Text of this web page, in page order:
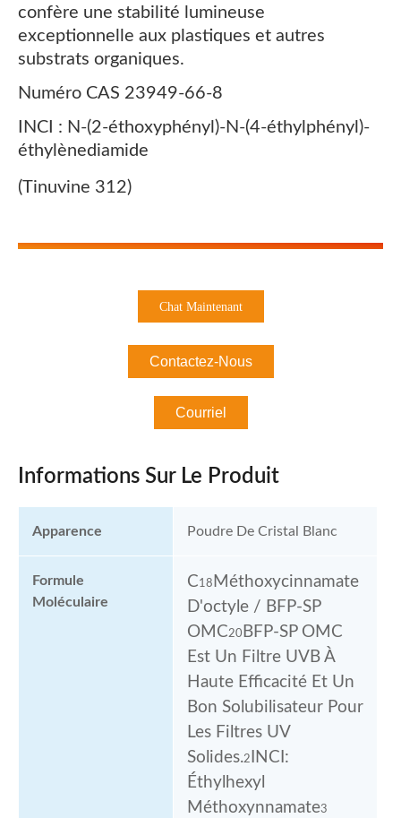
confère une stabilité lumineuse
exceptionnelle aux plastiques et autres
substrats organiques.
Numéro CAS 23949-66-8
INCI : N-(2-éthoxyphényl)-N-(4-éthylphényl)-
éthylènediamide
(Tinuvine 312)
Chat Maintenant
Contactez-Nous
Courriel
Informations Sur Le Produit
Apparence Poudre De Cristal Blanc
Formule
Moléculaire
C18 Méthoxycinnamate
D'octyle / BFP-SP
OMC20 BFP-SP OMC
Est Un Filtre UVB À
Haute Efficacité Et Un
Bon Solubilisateur Pour
Les Filtres UV
Solides.2
INCI:
Éthylhexyl
Méthoxynnamate3